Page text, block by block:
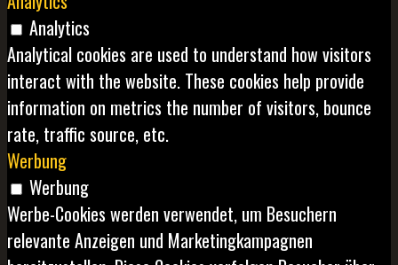
Analytics
Analytical cookies are used to understand how visitors
interact with the website. These cookies help provide
information on metrics the number of visitors, bounce
rate, traffic source, etc.
Werbung
Werbung
Werbe-Cookies werden verwendet, um Besuchern
relevante Anzeigen und Marketingkampagnen